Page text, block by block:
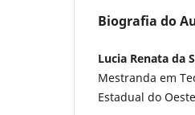
Biografia do
Lucia Renata da
Mestranda em
Estadual do